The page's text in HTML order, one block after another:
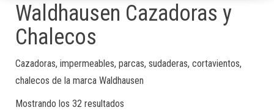
Waldhausen Cazadoras y
Chalecos
Cazadoras, impermeables, parcas, sudaderas, cortavientos,
chalecos de la marca Waldhausen
Mostrando los 32 resultados